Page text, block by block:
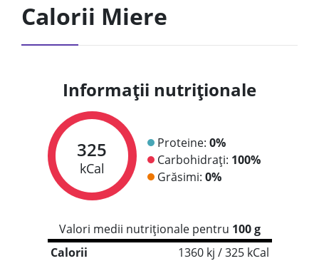
Calorii Miere
Informații nutriționale
325
kCal
Proteine: 0%
Carbohidrați: 100%
Grăsimi: 0%
Valori medii nutriționale pentru 100 g
Calorii
1360 kj / 325 kCal